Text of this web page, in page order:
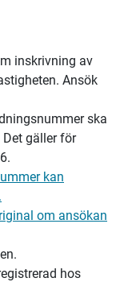
inskrivning av
Ansök
ska
gäller för
kan
om ansökan
hos